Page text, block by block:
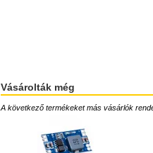
Vásárolták még
A következő termékeket más vásárlók